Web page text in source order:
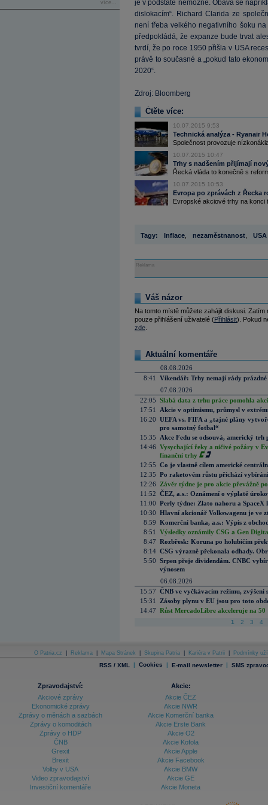
více...
je v podstatě nemožné. Obává se
dislokacím“. Richard Clarida ze
není třeba velkého negativního šoku
předpokládá, že expanze bude trvat
tvrdí, že po roce 1950 přišla v USA
právě to současné a „pokud tato
2020“.
Zdroj: Bloomberg
Čtěte více:
10.07.2015 9:53
Technická analýza - Ryanair
Společnost provozuje
10.07.2015 10:47
Trhy s nadšením přijímají
Řecká vláda to konečně s
10.07.2015 10:53
Evropa po zprávách z Řecka
Evropské akciové trhy na konci
Tagy: Inflace nezaměstnanost USA
Reklama
Váš názor
Na tomto místě můžete zahájit diskusi.
pouze přihlášení uživatelé (Přihlásit). Pokud
zde
Aktuální komentáře
08.08.2026
8:41
Víkendář: Trhy nemají rády prázdné
07.08.2026
22:05 Slabá data z trhu práce pomohla
17:51
Akcie v optimismu, průmysl v
16:20 UEFA vs. FIFA a „tajné plány
pro samotný fotbal“
15:35
Akce Fedu se odsouvá, americký
14:46 Vysychající řeky a ničivé požáry v
finanční trhy
12:55 Co je vlastně cílem americké
12:35 Po raketovém růstu přichází
12:26
Závěr týdne je pro akcie převážně
11:52 ČEZ, a.s.: Oznámení o výplatě
11:00 Perly týdne: Zlato nahoru a SpaceX
10:30 Hlavní akcionář Volkswagenu je ve
8:59 Komerční banka, a.s.: Výpis z
8:51
Výsledky oznámily CSG a Gen
8:47 Rozbřesk: Koruna po holubičím
8:14 CSG výrazně překonala odhady.
5:50 Srpen přeje dividendám. CNBC
výnosem
06.08.2026
15:57 ČNB ve vyčkávacím režimu, zvýšení
15:31
Zásoby plynu v EU jsou pro toto
14:47 Růst MercadoLibre akceleruje na
1 2 3 4
O Patria.cz Reklama Mapa Stránek Skupina Patria Kariéra v Patrii Podmínky
RSS / XML | Cookies | E-mail newsletter | SMS
Zpravodajství:
Akciové zprávy
Ekonomické zprávy
Zprávy o měnách a sazbách
Zprávy o komoditách
Zprávy o HDP
ČNB
Grexit
Brexit
Volby v USA
Video zpravodajství
Investiční komentáře
Akcie:
Akcie ČEZ
Akcie NWR
Akcie Komerční banka
Akcie Erste Bank
Akcie O2
Akcie Kofola
Akcie Apple
Akcie Facebook
Akcie BMW
Akcie GE
Akcie Moneta